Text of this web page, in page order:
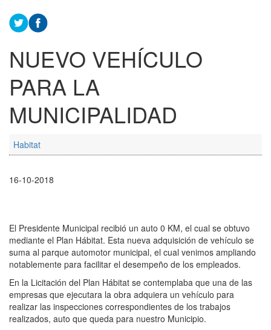
NUEVO VEHÍCULO
PARA LA
MUNICIPALIDAD
Habitat
16-10-2018
El Presidente Municipal recibió un auto 0 KM, el cual se obtuvo
mediante el Plan Hábitat. Esta nueva adquisición de vehículo se
suma al parque automotor municipal, el cual venimos ampliando
notablemente para facilitar el desempeño de los empleados.
En la Licitación del Plan Hábitat se contemplaba que una de las
empresas que ejecutara la obra adquiera un vehículo para
realizar las inspecciones correspondientes de los trabajos
realizados, auto que queda para nuestro Municipio.